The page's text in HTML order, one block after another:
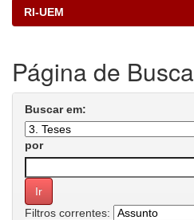
RI-UEM
Página de Busca
Buscar em:
por
Filtros correntes: